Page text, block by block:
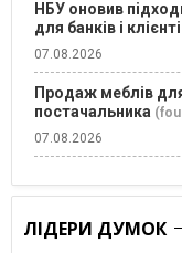
НБУ оновив
для банків і
07.08.2026
Продаж меблів
постачальника
07.08.2026
ЛІДЕРИ ДУМОК